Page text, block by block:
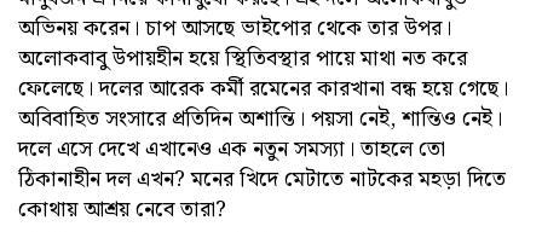
অভিনয় করেন। চাপ আসছে ভাইপোর থেকে তার উপর।
অলোকবাবু উপায়হীন হয়ে স্থিতিবস্থার পায়ে মাথা নত করে
ফেলেছে। দলের আরেক কর্মী রমেনের কারখানা বন্ধ হয়ে গেছে।
অবিবাহিত সংসারে প্রতিদিন অশান্তি। পয়সা নেই, শান্তিও নেই।
দলে এসে দেখে এখানেও এক নতুন সমস্যা। তাহলে তো
ঠিকানাহীন দল এখন? মনের খিদে মেটাতে নাটকের মহড়া দিতে
কোথায় আশ্রয় নেবে তারা?